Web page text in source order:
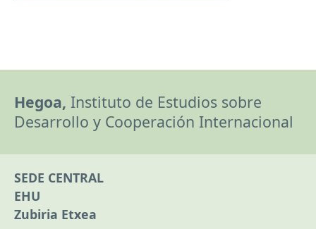
Hegoa, Instituto de Estudios sobre
Desarrollo y Cooperación Internacional
SEDE CENTRAL
EHU
Zubiria Etxea